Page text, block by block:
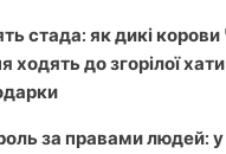
стада: як дикі
ходять до згорілої хати
за правами людей: